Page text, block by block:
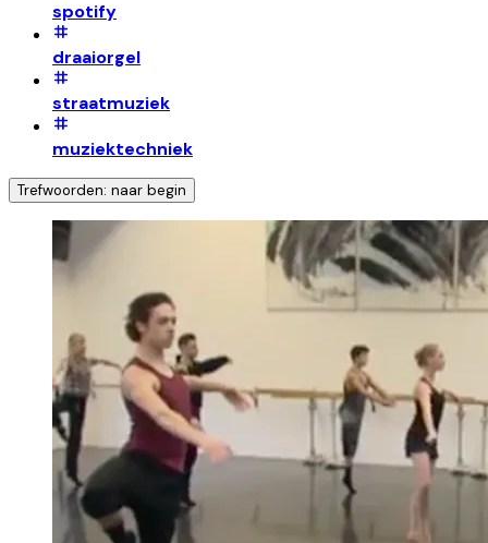
spotify
draaiorgel
straatmuziek
muziektechniek
Trefwoorden: naar begin